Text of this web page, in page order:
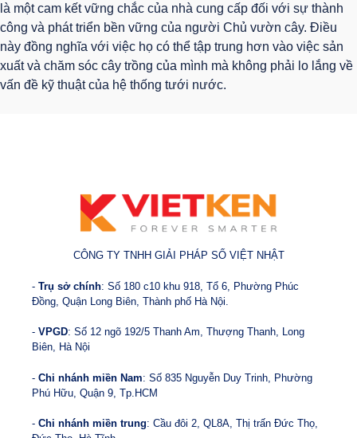
là một cam kết vững chắc của nhà cung cấp đối với sự thành
công và phát triển bền vững của người Chủ vườn cây. Điều
này đồng nghĩa với việc họ có thể tập trung hơn vào việc sản
xuất và chăm sóc cây trồng của mình mà không phải lo lắng về
vấn đề kỹ thuật của hệ thống tưới nước.
CÔNG TY TNHH GIẢI PHÁP SỐ VIỆT NHẬT
- Trụ sở chính: Số 180 c10 khu 918, Tổ 6, Phường Phúc
Đồng, Quận Long Biên, Thành phố Hà Nội.
- VPGD: Số 12 ngõ 192/5 Thanh Am, Thượng Thanh, Long
Biên, Hà Nội
- Chi nhánh miền Nam: Số 835 Nguyễn Duy Trinh, Phường
Phú Hữu, Quận 9, Tp.HCM
- Chi nhánh miền trung: Cầu đôi 2, QL8A, Thị trấn Đức Thọ,